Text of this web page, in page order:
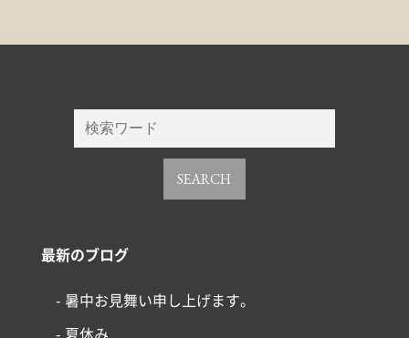
SEARCH
最新のブログ
- 暑中お見舞い申し上げます。
- 夏休み